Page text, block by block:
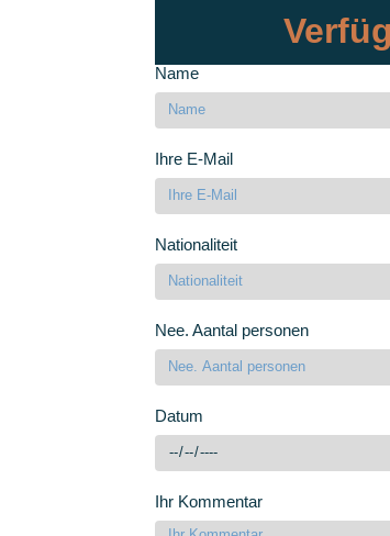
Name
Ihre E-Mail
Nationaliteit
Nee. Aantal personen
Datum
Ihr Kommentar